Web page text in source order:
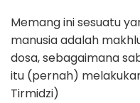
Memang ini sesuatu
manusia adalah
dosa, sebagaimana
itu (pernah)
Tirmidzi)